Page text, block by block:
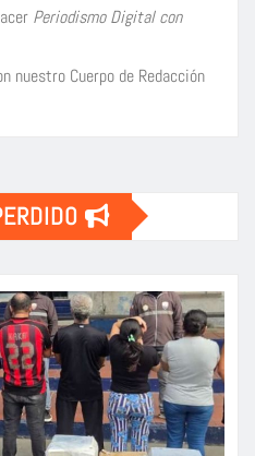
Periodismo Digital con
nuestro Cuerpo de Redacción